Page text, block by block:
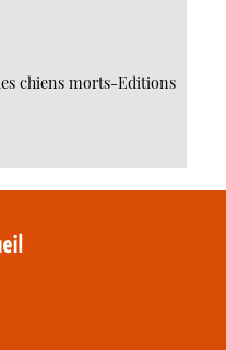
chiens morts-Editions